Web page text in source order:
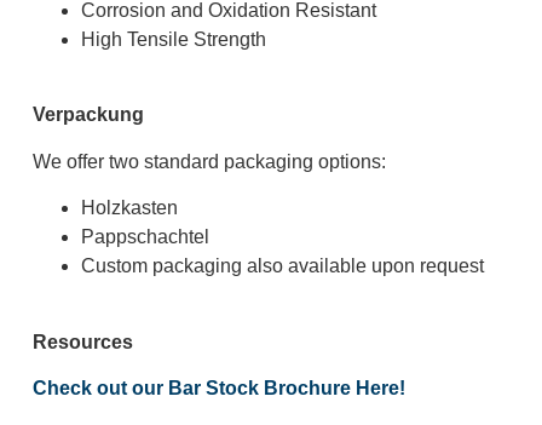
Corrosion and Oxidation Resistant
High Tensile Strength
Verpackung
We offer two standard packaging options:
Holzkasten
Pappschachtel
Custom packaging also available upon request
Resources
Check out ourBar Stock Brochure Here!